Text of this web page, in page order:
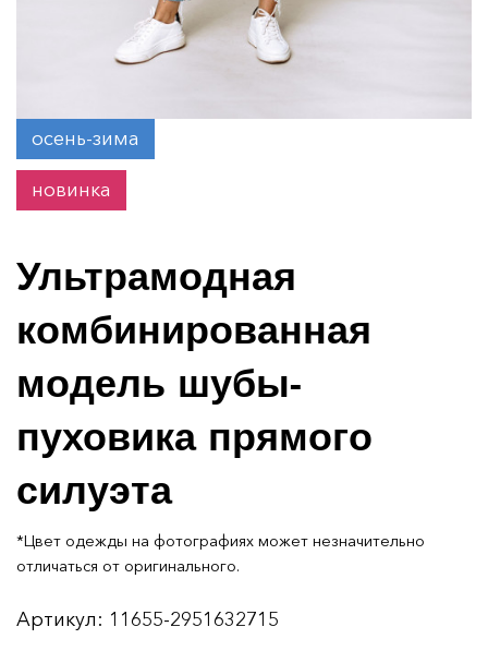
осень-зима
новинка
Ультрамодная
комбинированная
модель шубы-
пуховика прямого
силуэта
*Цвет одежды на фотографиях может незначительно
отличаться от оригинального.
Артикул: 11655-2951632715